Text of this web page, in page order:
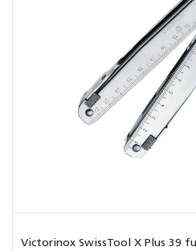
Victorinox SwissTool X Plus 39